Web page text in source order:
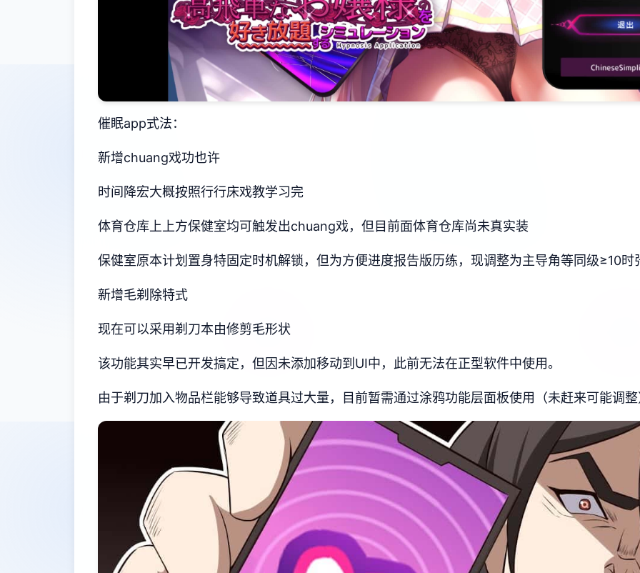
催眠app式法：
新增chuang戏功也许
时间降宏大概按照行行床戏教学习完
体育仓库上上方保健室均可触发出chuang戏，但目前面体育仓库尚未真实装
保健室原本计划置身特固定时机解锁，但为方便进度报告版历练，现调整为主导角等同级≥10时
新增毛剃除特式
现在可以采用剃刀本由修剪毛形状
该功能其实早已开发搞定，但因未添加移动到UI中，此前无法在正型软件中使用。
由于剃刀加入物品栏能够导致道具过大量，目前暂需通过涂鸦功能层面板使用（未赶来可能调